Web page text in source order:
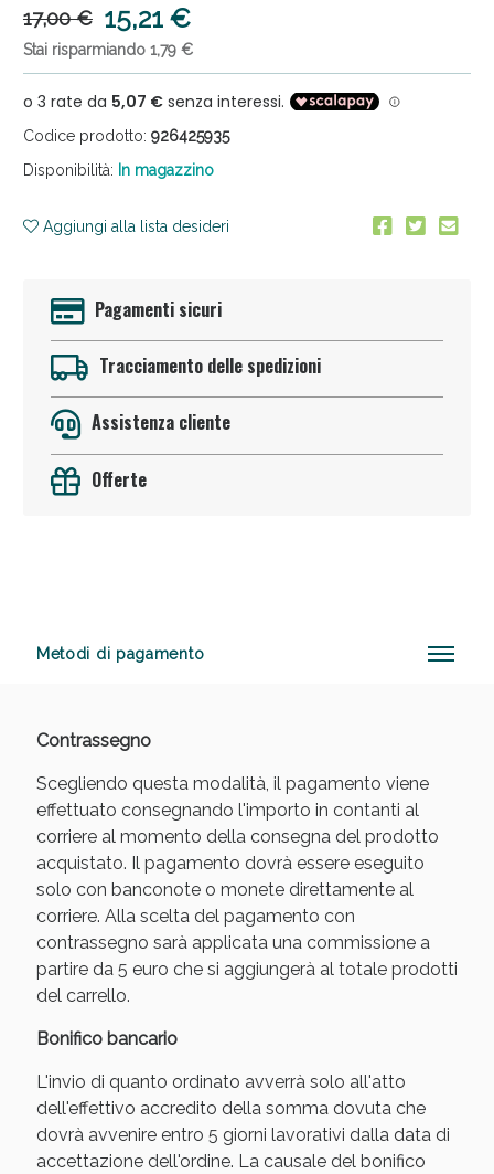
17,00 € 15,21 €
Stai risparmiando 1,79 €
Codice prodotto: 926425935
Disponibilità: In magazzino
Aggiungi alla lista desideri
Pagamenti sicuri
Tracciamento delle spedizioni
Assistenza cliente
Offerte
Metodi di pagamento
Contrassegno
Scegliendo questa modalità, il pagamento viene
effettuato consegnando l'importo in contanti al
corriere al momento della consegna del prodotto
acquistato. Il pagamento dovrà essere eseguito
solo con banconote o monete direttamente al
corriere. Alla scelta del pagamento con
contrassegno sarà applicata una commissione a
partire da 5 euro che si aggiungerà al totale prodotti
del carrello.
Bonifico bancario
L'invio di quanto ordinato avverrà solo all'atto
dell'effettivo accredito della somma dovuta che
dovrà avvenire entro 5 giorni lavorativi dalla data di
accettazione dell'ordine. La causale del bonifico
Benessere Intestinale: Sconto fino al 55% valido
oggi!